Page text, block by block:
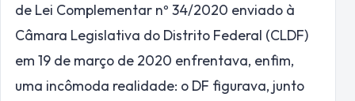
de Lei Complementar nº 34/2020 enviado à
Câmara Legislativa do Distrito Federal (CLDF)
em 19 de março de 2020 enfrentava, enfim,
uma incômoda realidade: o DF figurava, junto